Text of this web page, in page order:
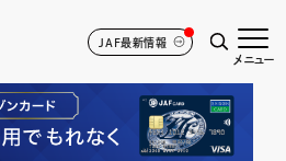
JAF最新情報
メニュー